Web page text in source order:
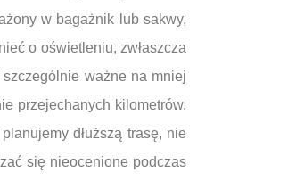
w bagażnik lub sakwy,
o oświetleniu, zwłaszcza
ważne na mniej
przejechanych kilometrów.
dłuższą trasę, nie
się nieocenione podczas